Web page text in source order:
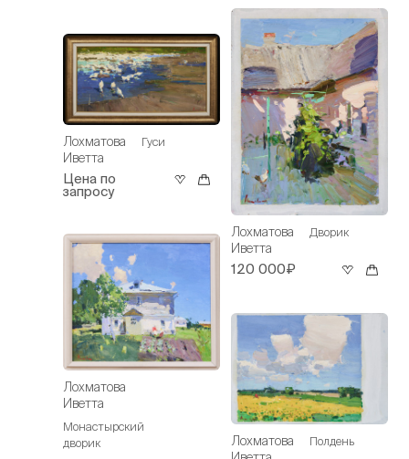
Лохматова
Иветта
Гуси
Цена по
запросу
Лохматова
Иветта
Монастырский
дворик
Лохматова
Иветта
Дворик
120 000₽
Лохматова
Полдень